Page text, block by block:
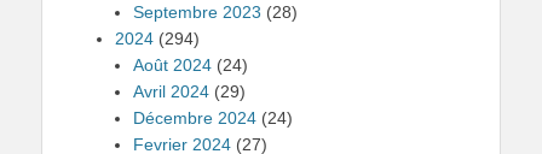
Septembre 2023 (28)
2024 (294)
Août 2024 (24)
Avril 2024 (29)
Décembre 2024 (24)
Fevrier 2024 (27)